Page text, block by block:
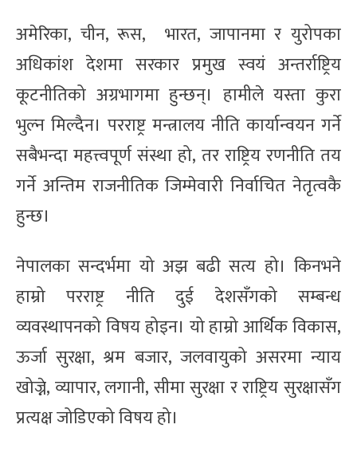
अमेरिका, चीन, रूस, भारत, जापानमा र युरोपका
अधिकांश देशमा सरकार प्रमुख स्वयं अन्तर्राष्ट्रिय
कूटनीतिको अग्रभागमा हुन्छन्। हामीले यस्ता कुरा
भुल्न मिल्दैन। परराष्ट्र मन्त्रालय नीति कार्यान्वयन गर्ने
सबैभन्दा महत्त्वपूर्ण संस्था हो, तर राष्ट्रिय रणनीति तय
गर्ने अन्तिम राजनीतिक जिम्मेवारी निर्वाचित नेतृत्वकै
हुन्छ।
नेपालका सन्दर्भमा यो अझ बढी सत्य हो। किनभने
हाम्रो परराष्ट्र नीति दुई देशसँगको सम्बन्ध
व्यवस्थापनको विषय होइन। यो हाम्रो आर्थिक विकास,
ऊर्जा सुरक्षा, श्रम बजार, जलवायुको असरमा न्याय
खोज्ने, व्यापार, लगानी, सीमा सुरक्षा र राष्ट्रिय सुरक्षासँग
प्रत्यक्ष जोडिएको विषय हो।